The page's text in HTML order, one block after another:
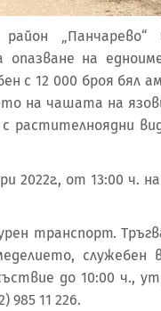
на
с 12 000 броя бял
на чашата на
растителноядни
2022г., от 13:00 ч.
транспорт.
служебен
до 10:00 ч.,
985 11 226.